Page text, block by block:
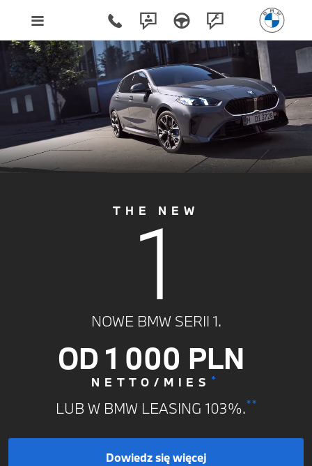
ZMIANA GODZIN PRACY -
dniach 10-13 sierpnia będzie czynna w godzinach
Przepraszamy za ewentualne niedogodności i
THE NEW
1
NOWE BMW SERII 1.
OD 1 000 PLN
NETTO/MIES *
LUB W BMW LEASING 103%.**
Dowiedz się więcej